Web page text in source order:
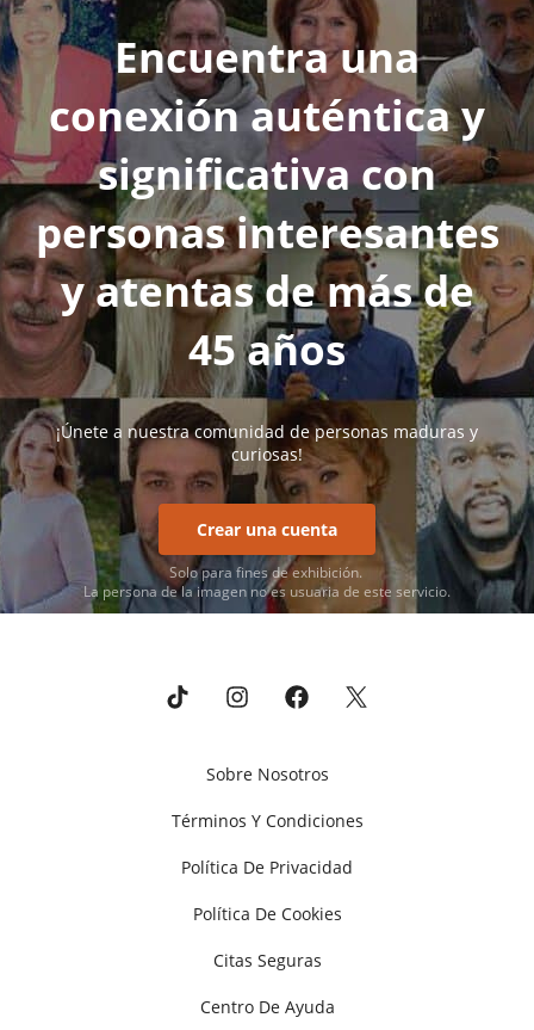
Encuentra una
conexión auténtica y
significativa con
personas interesantes
y atentas de más de
45 años
¡Únete a nuestra comunidad de personas maduras y
curiosas!
Crear una cuenta
Solo para fines de exhibición.
La persona de la imagen no es usuaria de este servicio.
Sobre Nosotros
Términos Y Condiciones
Política De Privacidad
Política De Cookies
Citas Seguras
Centro De Ayuda